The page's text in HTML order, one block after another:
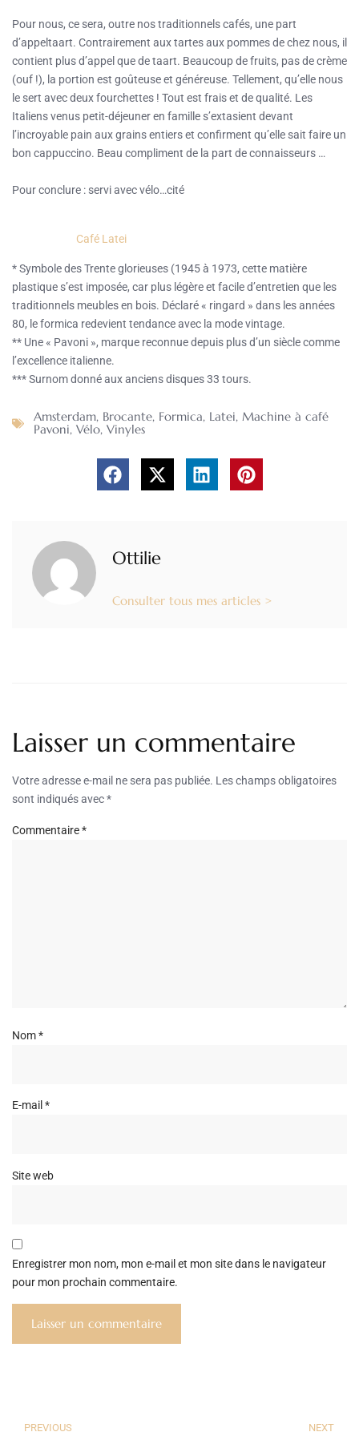
Pour nous, ce sera, outre nos traditionnels cafés, une part
d’appeltaart. Contrairement aux tartes aux pommes de chez nous, il
contient plus d’appel que de taart. Beaucoup de fruits, pas de crème
(ouf !), la portion est goûteuse et généreuse. Tellement, qu’elle nous
le sert avec deux fourchettes ! Tout est frais et de qualité. Les
Italiens venus petit-déjeuner en famille s’extasient devant
l’incroyable pain aux grains entiers et confirment qu’elle sait faire un
bon cappuccino. Beau compliment de la part de connaisseurs …
Pour conclure : servi avec vélo…cité
Café Latei
* Symbole des Trente glorieuses (1945 à 1973, cette matière
plastique s’est imposée, car plus légère et facile d’entretien que les
traditionnels meubles en bois. Déclaré « ringard » dans les années
80, le formica redevient tendance avec la mode vintage.
** Une « Pavoni », marque reconnue depuis plus d’un siècle comme
l’excellence italienne.
*** Surnom donné aux anciens disques 33 tours.
Amsterdam, Brocante, Formica, Latei, Machine à café
Pavoni, Vélo, Vinyles
Ottilie
Consulter tous mes articles >
Laisser un commentaire
Votre adresse e-mail ne sera pas publiée. Les champs obligatoires
sont indiqués avec*
Commentaire*
Nom*
E-mail *
Site web
Enregistrer mon nom, mon e-mail et mon site dans le navigateur
pour mon prochain commentaire.
PREVIOUS NEXT